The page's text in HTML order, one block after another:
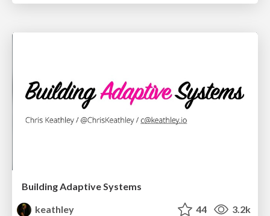
Building Adaptive Systems
keathley
44 3.2k